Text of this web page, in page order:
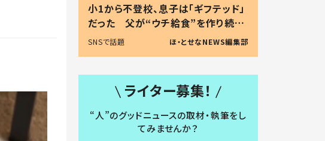
小1から不登校、息子は「ギフテッド」
だった 父が“ウチ給食”を作り続け
る理由とは #令和の親 #令和の子
SNSで話題 ほ・とせなNEWS編集部
ライター募集！
“人”のグッドニュースの取材・執筆をし
てみませんか？